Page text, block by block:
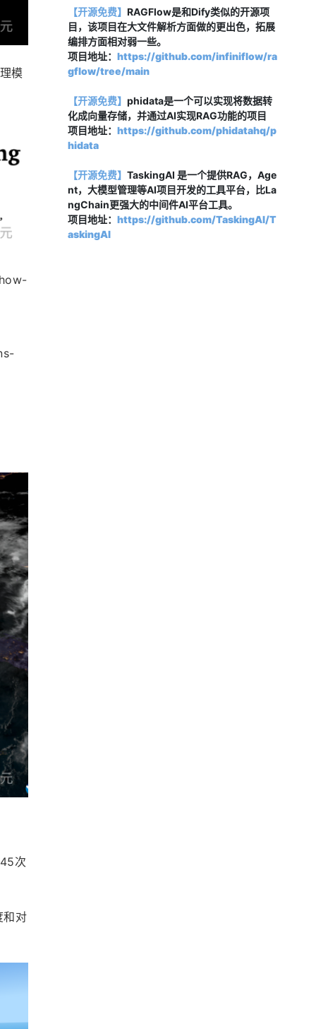
模
次
和对
【开源免费】 RAGFlow是和Dify类似的开源项
目，该项目在大文件解析方面做的更出色，拓展
编排方面相对弱一些。
项目地址： https://github.com/infiniflow/ra
gflow/tree/main
【开源免费】 phidata是一个可以实现将数据转
化成向量存储，并通过AI实现RAG功能的项目
项目地址： https://github.com/phidatahq/p
hidata
【开源免费】 TaskingAI 是一个提供RAG，Age
nt，大模型管理等AI项目开发的工具平台，比La
ngChain更强大的中间件AI平台工具。
项目地址： https://github.com/TaskingAI/T
askingAI